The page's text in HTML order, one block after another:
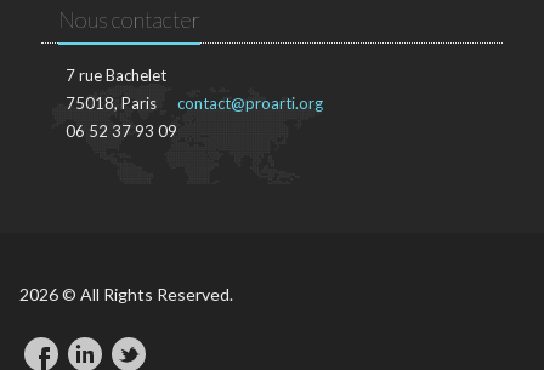
Nous contacter
7 rue Bachelet
75018, Paris
06 52 37 93 09
contact@proarti.org
2026 © All Rights Reserved.